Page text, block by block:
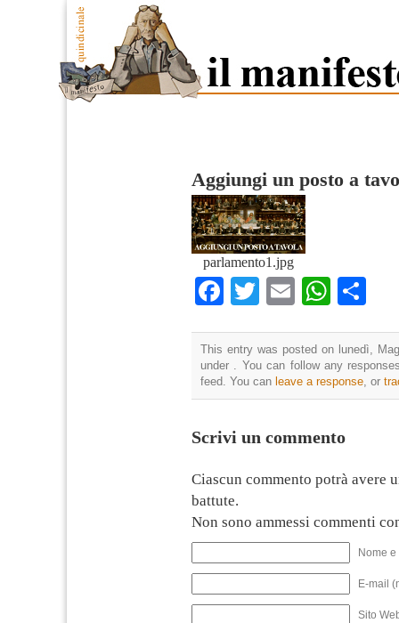
Aggiungi un posto a
parlamento1.jpg
Facebook
TwitterEmail
This entry was posted on lunedì,
under . You can follow any
feed. You can leave a response, or
Scrivi un commento
Ciascun commento potrà avere
battute.
Non sono ammessi commenti
Nome
E-mail
Sito